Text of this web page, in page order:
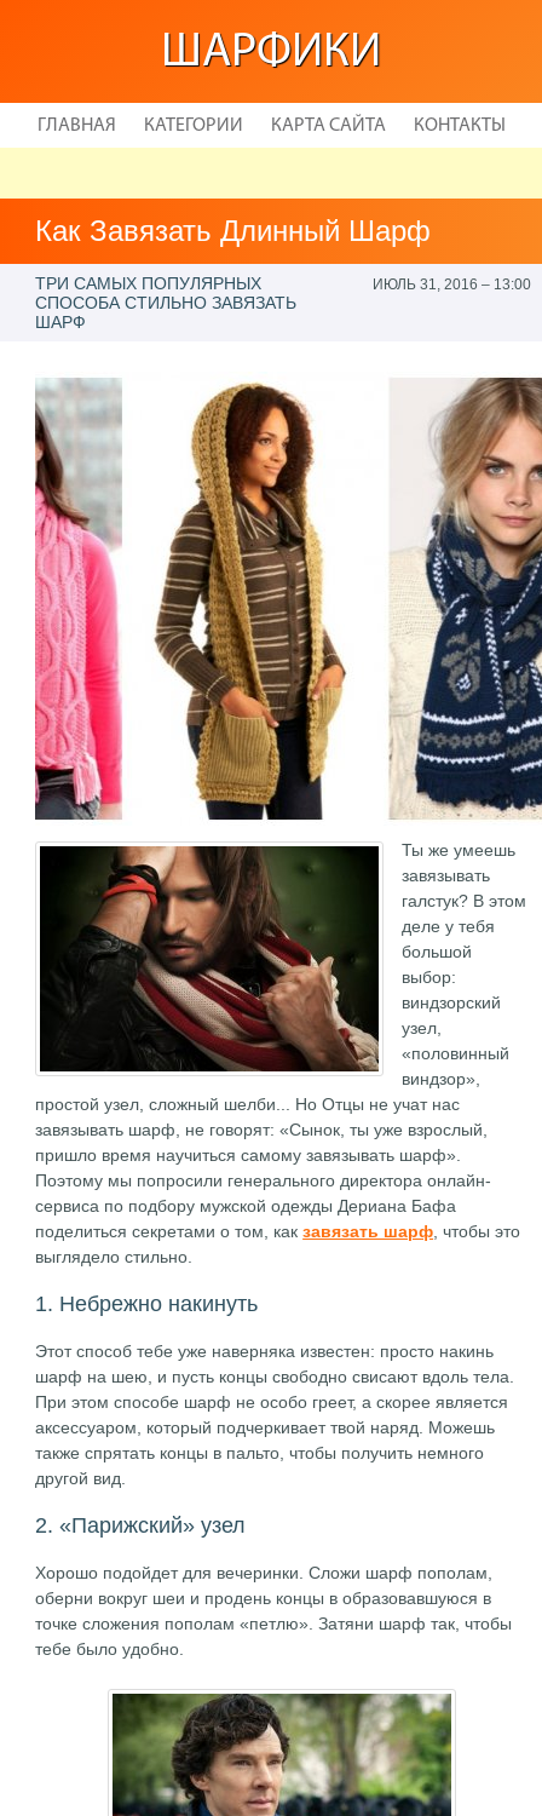
ШАРФИКИ
ГЛАВНАЯ КАТЕГОРИИ КАРТА САЙТА КОНТАКТЫ
Как Завязать Длинный Шарф
ТРИ САМЫХ ПОПУЛЯРНЫХ
СПОСОБА СТИЛЬНО ЗАВЯЗАТЬ
ШАРФ
ИЮЛЬ 31, 2016 – 13:00
Ты же умеешь
завязывать
галстук? В этом
деле у тебя
большой
выбор:
виндзорский
узел,
«половинный
виндзор»,
простой узел, сложный шелби... Но Отцы не учат нас
завязывать шарф, не говорят: «Сынок, ты уже взрослый,
пришло время научиться самому завязывать шарф».
Поэтому мы попросили генерального директора онлайн-
сервиса по подбору мужской одежды Дериана Бафа
поделиться секретами о том, какзавязать шарф , чтобы это
выглядело стильно.
1. Небрежно накинуть
Этот способ тебе уже наверняка известен: просто накинь
шарф на шею, и пусть концы свободно свисают вдоль тела.
При этом способе шарф не особо греет, а скорее является
аксессуаром, который подчеркивает твой наряд. Можешь
также спрятать концы в пальто, чтобы получить немного
другой вид.
2. «Парижский» узел
Хорошо подойдет для вечеринки. Сложи шарф пополам,
оберни вокруг шеи и продень концы в образовавшуюся в
точке сложения пополам «петлю». Затяни шарф так, чтобы
тебе было удобно.